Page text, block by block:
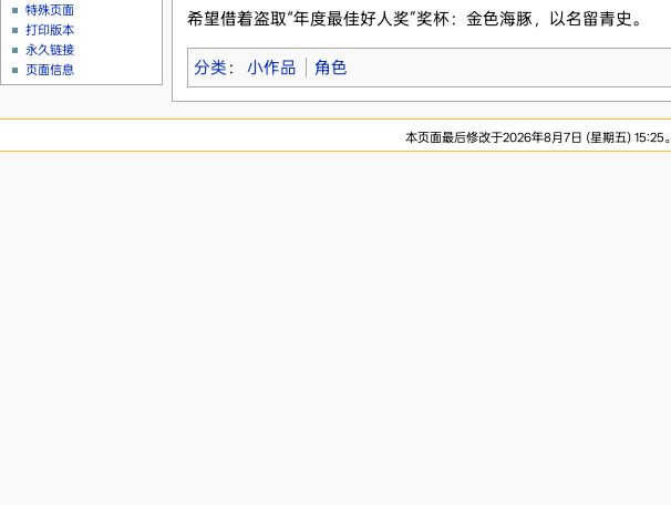
希望借着盗取“年度最佳好人奖”奖杯：金色海豚，以名留青史。
分类 ： 小作品 角色
特殊页面
打印版本
永久链接
页面信息
本页面最后修改于2026年8月7日 (星期五) 15:25。